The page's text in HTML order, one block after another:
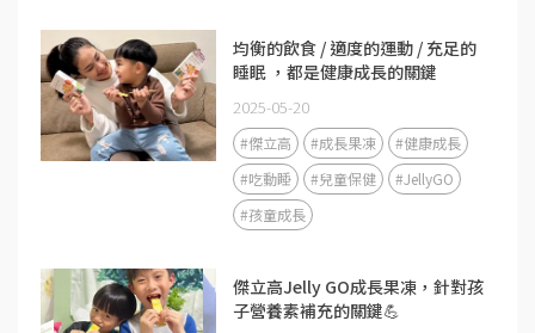
均衡的飲食 / 適度的運動 / 充足的
睡眠 ，都是健康成長的關鍵
2025-05-20
#傑立高 #成長果凍
#健康成長
#吃動睡
#兒童保健
#JellyGO
#孩童成長
傑立高Jelly GO成長果凍，針對孩
子營養素補充的關鍵💪